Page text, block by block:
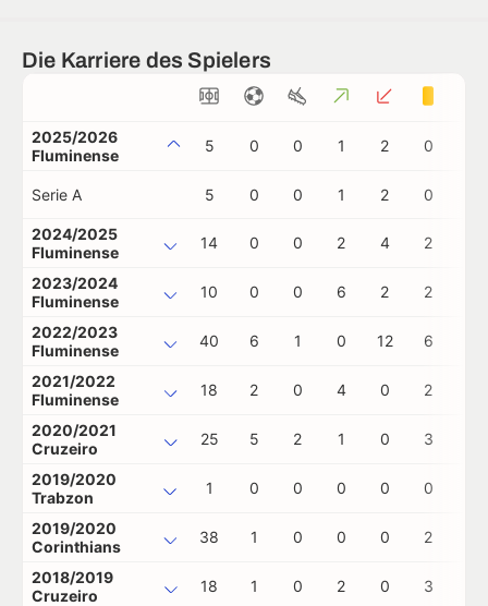
Die Karriere des Spielers
2025/2026
Fluminense
5 0 0 1 2 0
Serie A 5 0 0 1 2 0
2024/2025
Fluminense
14 0 0 2 4 2
2023/2024
Fluminense
10 0 0 6 2 2
2022/2023
Fluminense
40 6 1 0 12 6
2021/2022
Fluminense
18 2 0 4 0 2
2020/2021
Cruzeiro
25 5 2 1 0 3
2019/2020
Trabzon
1 0 0 0 0 0
2019/2020
Corinthians
38 1 0 0 0 2
2018/2019
Cruzeiro
18 1 0 2 0 3